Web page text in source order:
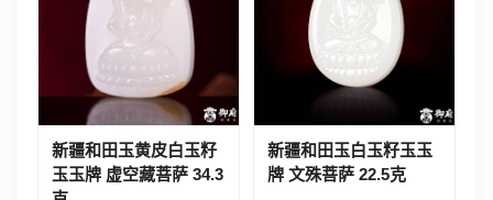
新疆和田玉黄皮白玉籽
玉玉牌 虚空藏菩萨 34.3
新疆和田玉白玉籽玉玉
牌 文殊菩萨 22.5克